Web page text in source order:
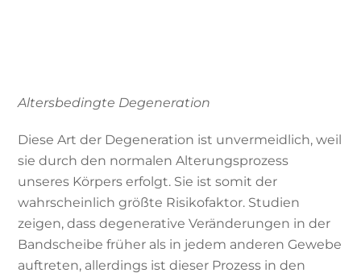
Altersbedingte Degeneration
Diese Art der Degeneration ist unvermeidlich, weil
sie durch den normalen Alterungsprozess
unseres Körpers erfolgt. Sie ist somit der
wahrscheinlich größte Risikofaktor. Studien
zeigen, dass degenerative Veränderungen in der
Bandscheibe früher als in jedem anderen Gewebe
auftreten, allerdings ist dieser Prozess in den